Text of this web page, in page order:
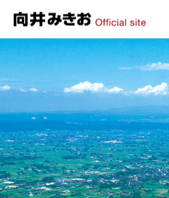
HOME
プロフィール
政策
活動報告